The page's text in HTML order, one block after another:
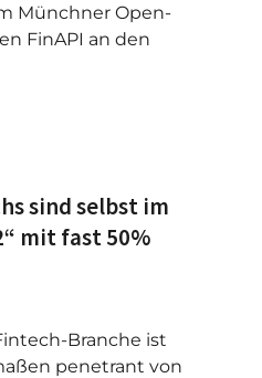
Münchner Open-
FinAPI an den
sind selbst im
mit fast 50%
Branche ist
penetrant von